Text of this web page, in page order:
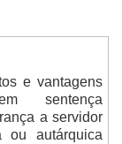
e vantagens
sentença
a servidor
ou autárquica